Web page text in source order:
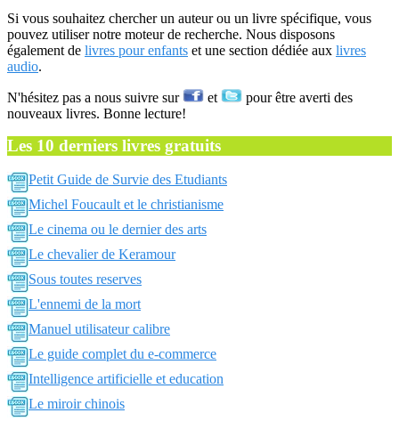
Si vous souhaitez chercher un auteur ou un livre spécifique, vous
pouvez utiliser notre moteur de recherche. Nous disposons
également de livres pour enfants et une section dédiée aux livres
audio.
N'hésitez pas a nous suivre sur et
pour être averti des
nouveaux livres. Bonne lecture!
Les 10 derniers livres gratuits
Petit Guide de Survie des Etudiants
Michel Foucault et le christianisme
Le cinema ou le dernier des arts
Le chevalier de Keramour
Sous toutes reserves
L'ennemi de la mort
Manuel utilisateur calibre
Le guide complet du e-commerce
Intelligence artificielle et education
Le miroir chinois